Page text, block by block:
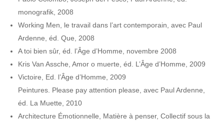
monografik, 2008
Working Men, le travail dans l’art contemporain, avec Paul
Ardenne, éd. Que, 2008
A toi bien sûr, éd. l’Âge d’Homme, novembre 2008
Kris Van Assche, Amor o muerte, éd. L’Âge d’Homme, 2009
Victoire, Ed. l’Âge d’Homme, 2009
Peintures. Please pay attention please, avec Paul Ardenne,
éd. La Muette, 2010
Architecture Émotionnelle, Matière à penser, Collectif sous la